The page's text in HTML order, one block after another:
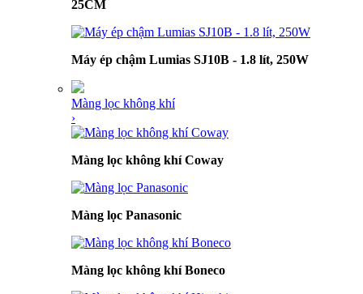
25CM
Máy ép chậm Lumias SJ10B - 1.8 lít, 250W
Màng lọc không khí
›
Màng lọc không khí Coway
Màng lọc Panasonic
Màng lọc không khí Boneco